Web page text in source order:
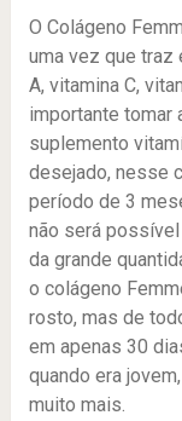
O Colágeno
uma vez que traz
A, vitamina C,
importante tomar
suplemento
desejado, nesse
período de 3
não será
da grande
o colágeno
rosto, mas de
em apenas 30
quando era
muito mais.